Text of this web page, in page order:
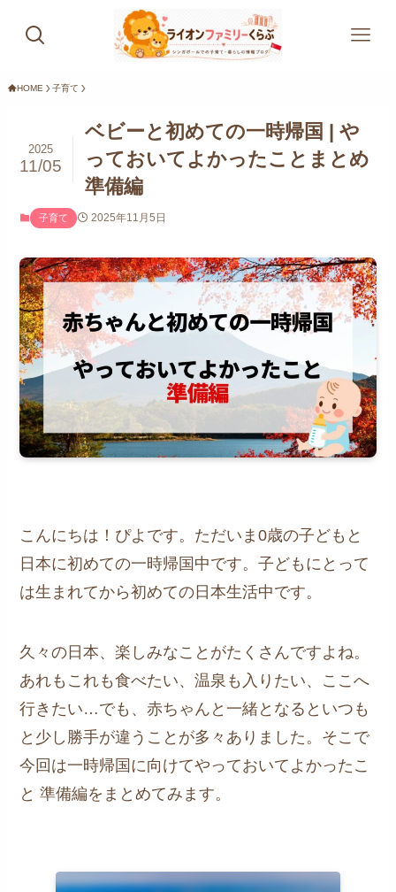
HOME 子育て
ベビーと初めての一時帰国 | や
っておいてよかったことまとめ
準備編
2025
11/05
子育て 2025年11月5日
こんにちは！ぴよです。ただいま0歳の子どもと
日本に初めての一時帰国中です。子どもにとって
は生まれてから初めての日本生活中です。
久々の日本、楽しみなことがたくさんですよね。
あれもこれも食べたい、温泉も入りたい、ここへ
行きたい…でも、赤ちゃんと一緒となるといつも
と少し勝手が違うことが多々ありました。そこで
今回は一時帰国に向けてやっておいてよかったこ
と 準備編をまとめてみます。